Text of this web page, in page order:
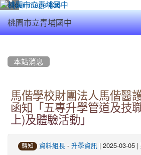
桃園市立青埔國中
本站消息
馬偕學校財團法人馬偕醫
函知「五專升學管道及技
上)及體驗活動」
轉知 資料組長 - 升學資訊 | 2025-03-05